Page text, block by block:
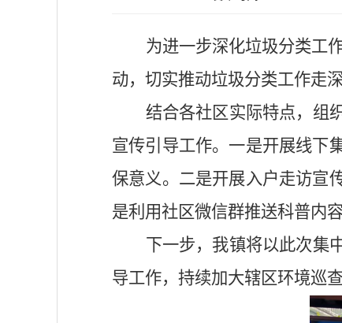
为进一步深化垃圾分类工
动， 切实推动垃圾分类工作走深
结合各社区实际特点，组
宣传引导工作。一是开展线下
保意义。二是开展入户走访宣
是利用社区微信群推送科普内
下一步，我镇将以此次集
导工作，持续加大辖区环境巡